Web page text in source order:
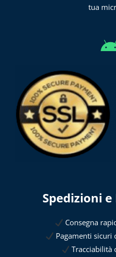
tua
Spedizioni
Consegna
Pagamenti sicuri
Tracciabilità